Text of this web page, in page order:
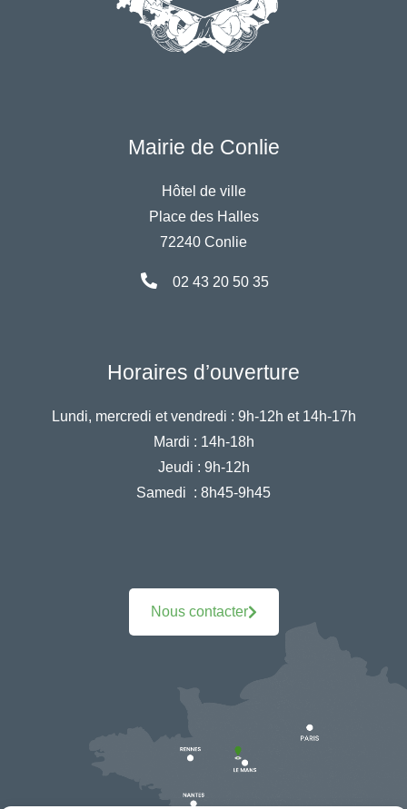
Mairie de Conlie
Hôtel de ville
Place des Halles
72240 Conlie
02 43 20 50 35
Horaires d’ouverture
Lundi, mercredi et vendredi : 9h-12h et 14h-17h
Mardi : 14h-18h
Jeudi : 9h-12h
Samedi : 8h45-9h45
Nous contacter